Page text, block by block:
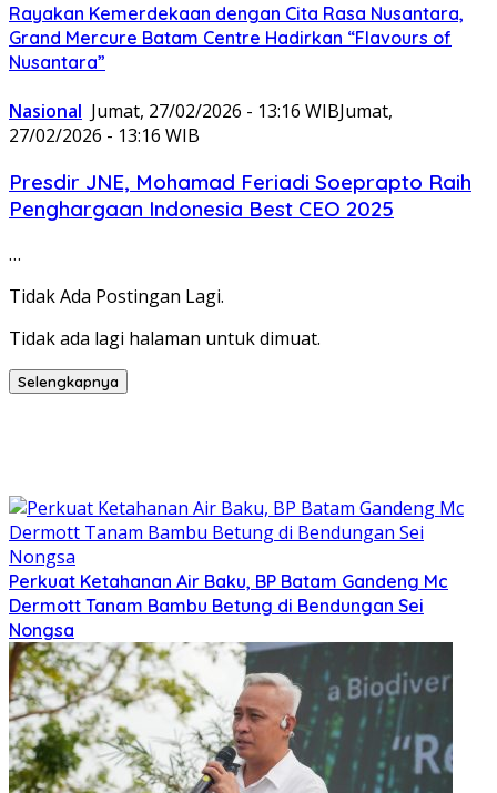
Rayakan Kemerdekaan dengan Cita Rasa Nusantara,
Grand Mercure Batam Centre Hadirkan “Flavours of
Nusantara”
Nasional Jumat, 27/02/2026 - 13:16 WIBJumat,
27/02/2026 - 13:16 WIB
Presdir JNE, Mohamad Feriadi Soeprapto Raih
Penghargaan Indonesia Best CEO 2025
…
Tidak Ada Postingan Lagi.
Tidak ada lagi halaman untuk dimuat.
Selengkapnya
Perkuat Ketahanan Air Baku, BP Batam Gandeng Mc
Dermott Tanam Bambu Betung di Bendungan Sei
Nongsa